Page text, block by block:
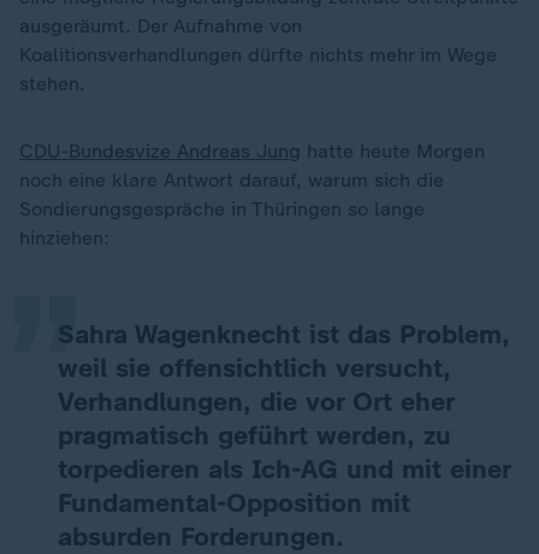
ausgeräumt. Der Aufnahme von
Koalitionsverhandlungen dürfte nichts mehr im Wege
stehen.
CDU-Bundesvize Andreas Jung hatte heute Morgen
noch eine klare Antwort darauf, warum sich die
Sondierungsgespräche in Thüringen so lange
hinziehen:
Sahra Wagenknecht ist das Problem,
weil sie offensichtlich versucht,
Verhandlungen, die vor Ort eher
pragmatisch geführt werden, zu
torpedieren als Ich-AG und mit einer
Fundamental-Opposition mit
absurden Forderungen.
„